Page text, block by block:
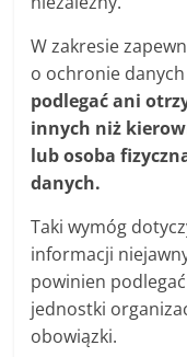
W zakresie
o ochronie
podlegać ani
innych niż
lub osoba
danych.
Taki wymóg
informacji
powinien
jednostki
obowiązki.